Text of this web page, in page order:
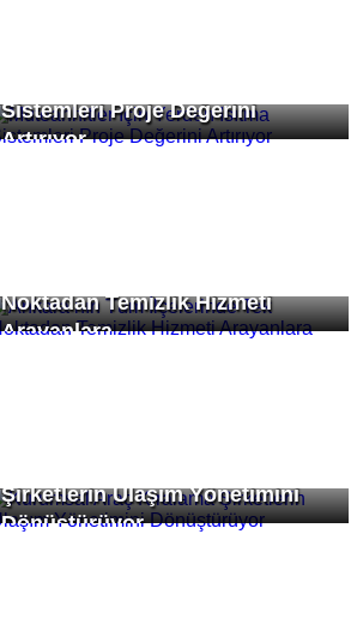
Sistemleri Proje Değerini
Artırıyor
Noktadan Temizlik Hizmeti
Arayanlara
Şirketlerin Ulaşım Yönetimini
Dönüştürüyor